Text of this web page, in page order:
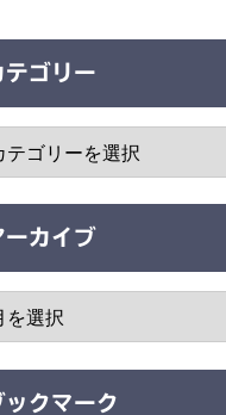
テゴリー
ーカイブ
ックマーク